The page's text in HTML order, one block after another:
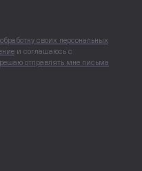
обработку своих персональных
и соглашаюсь с
отправлять мне письма